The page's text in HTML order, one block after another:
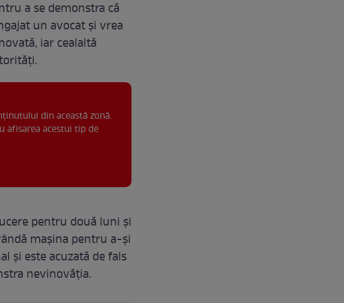
a se demonstra că
un avocat și vrea
iar cealaltă
din această zonă.
afisarea acestui tip de
pentru două luni și
mașina pentru a-și
și este acuzată de fals
nevinovăția.